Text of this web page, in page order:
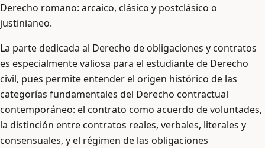
Derecho romano: arcaico, clásico y postclásico o
justinianeo.
La parte dedicada al Derecho de obligaciones y contratos
es especialmente valiosa para el estudiante de Derecho
civil, pues permite entender el origen histórico de las
categorías fundamentales del Derecho contractual
contemporáneo: el contrato como acuerdo de voluntades,
la distinción entre contratos reales, verbales, literales y
consensuales, y el régimen de las obligaciones